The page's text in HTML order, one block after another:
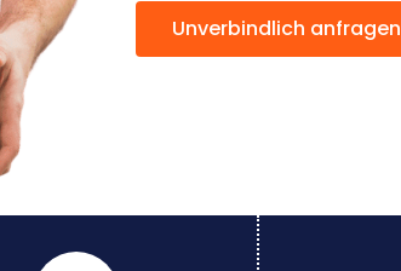
Unverbindlich anfragen